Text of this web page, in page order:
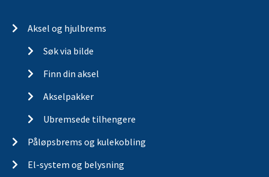
Aksel og hjulbrems
Søk via bilde
Finn din aksel
Akselpakker
Ubremsede tilhengere
Påløpsbrems og kulekobling
El-system og belysning